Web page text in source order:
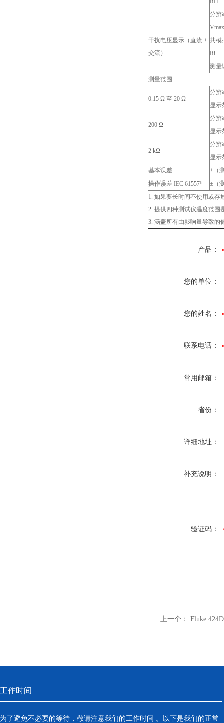
分辨
干扰电压显示（直流 +
交流）
Vmax
共模
Ri
测量
测量范围
0.15 Ω 至 20 Ω
分辨
显示
200 Ω
分辨
显示
2 kΩ
分辨
显示
基本误差
±（
操作误差 IEC 61557³
±（
1. 如果要长时间不使用或
2. 提供四种测试仪温度范围
3. 涵盖所有由影响量导致的
产品：
您的单位：
您的姓名：
联系电话：
常用邮箱：
省份：
详细地址：
补充说明：
验证码：
上一个： Fluke
工作时间
为了避免不必要的等待，敬请注意我们的工作时间 。以下是我们的正常